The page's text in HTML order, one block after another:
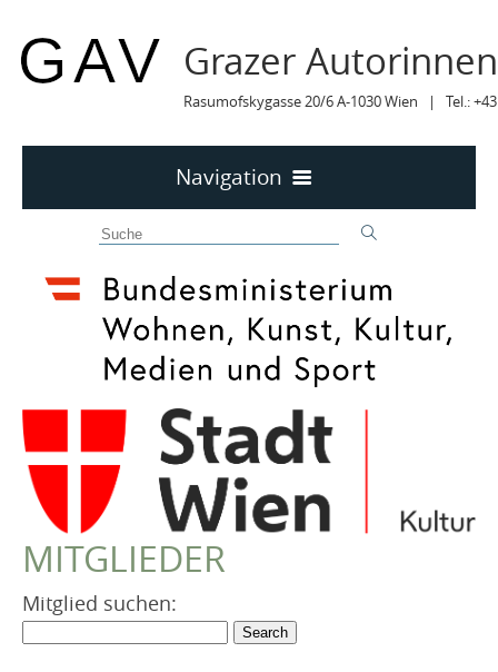
Grazer
Rasumofskygasse 20/6 A-1030 Wien | Tel.:
Navigation
MITTEILUNGEN
MITTEILUNGEN Archiv
TERMINE
TERMINE sortiert
LYRIK IM MÄRZ
MITGLIEDER
VEREIN
Robert Musil Gedenkraum
TERMINARCHIV
TEXTE
MITGLIEDER
Mitglied suchen: